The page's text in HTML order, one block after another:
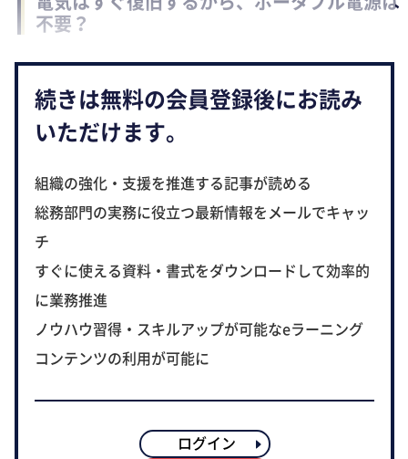
不要？
続きは無料の会員登録後にお読み
いただけます。
組織の強化・支援を推進する記事が読める
総務部門の実務に役立つ最新情報をメールでキャッ
チ
すぐに使える資料・書式をダウンロードして効率的
に業務推進
ノウハウ習得・スキルアップが可能なeラーニング
コンテンツの利用が可能に
ログイン